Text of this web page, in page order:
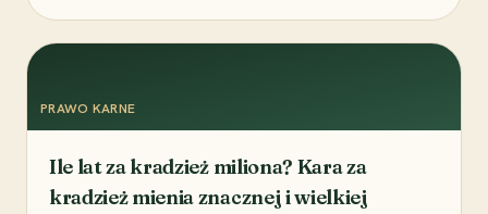
PRAWO KARNE
Ile lat za kradzież miliona? Kara za
kradzież mienia znacznej i wielkiej